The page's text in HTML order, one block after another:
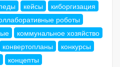
кейсы
киборгизация
роботы
коммунальное хозяйство
конвертопланы
конкурсы
концепты